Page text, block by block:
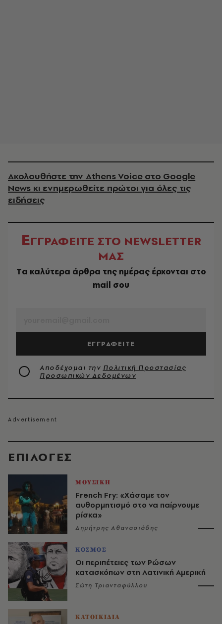
EΠΙΛΟΓΈΣ
ΜΟΥΣΙΚΗ
French Fry: «Χάσαμε τον
αυθορμητισμό στο να παίρνουμε
ρίσκα»
Δημήτρης Αθανασιάδης
ΚΟΣΜΟΣ
Οι περιπέτειες των Ρώσων
κατασκόπων στη Λατινική Αμερική
Σώτη Τριανταφύλλου
ΚΑΤΟΙΚΙΔΙΑ
Ακολουθήστε την Athens Voice στο Google
News κι ενημερωθείτε πρώτοι για όλες τις
ειδήσεις
ΕΓΓΡΑΦΕΙΤΕ ΣΤΟ NEWSLETTER
ΜΑΣ
Tα καλύτερα άρθρα της ημέρας έρχονται στο
mail σου
ΕΓΓΡΑΦΕΙΤΕ
Αποδέχομαι την Πολιτική Προστασίας
Προσωπικών Δεδομένων